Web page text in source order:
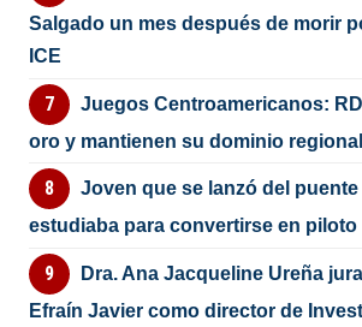
Salgado un mes después de morir
ICE
Juegos Centroamericanos:
oro y mantienen su dominio regional
Joven que se lanzó del puente
estudiaba para convertirse en piloto
Dra. Ana Jacqueline Ureña
Efraín Javier como director de